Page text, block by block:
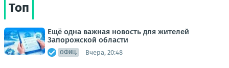
Топ
Ещё одна важная новость для жителей
Запорожской области
ОФИЦ. Вчера, 20:48